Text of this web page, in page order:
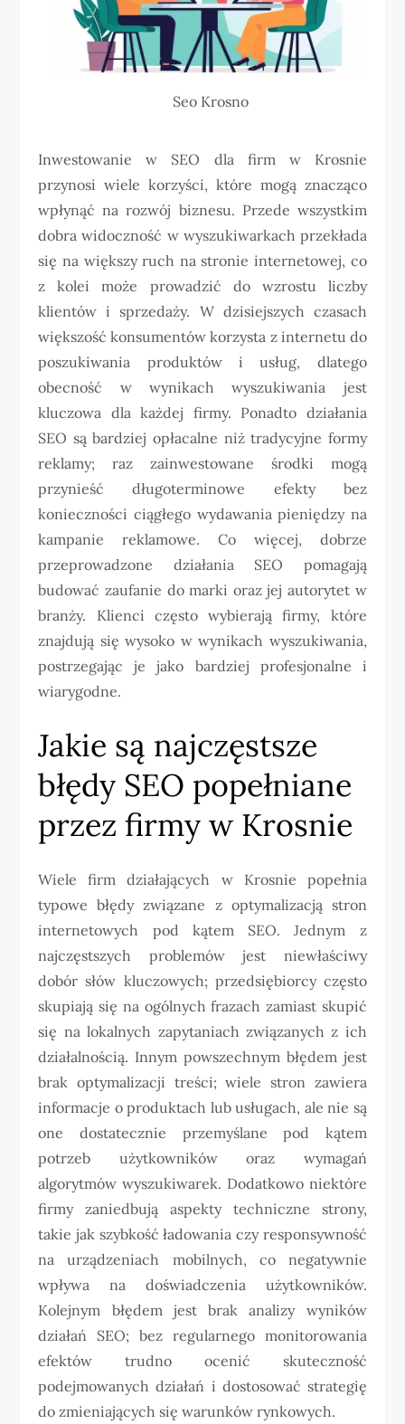
Seo Krosno
Inwestowanie w SEO dla firm w Krosnie
przynosi wiele korzyści, które mogą znacząco
wpłynąć na rozwój biznesu. Przede wszystkim
dobra widoczność w wyszukiwarkach przekłada
się na większy ruch na stronie internetowej, co
z kolei może prowadzić do wzrostu liczby
klientów i sprzedaży. W dzisiejszych czasach
większość konsumentów korzysta z internetu do
poszukiwania produktów i usług, dlatego
obecność w wynikach wyszukiwania jest
kluczowa dla każdej firmy. Ponadto działania
SEO są bardziej opłacalne niż tradycyjne formy
reklamy; raz zainwestowane środki mogą
przynieść długoterminowe efekty bez
konieczności ciągłego wydawania pieniędzy na
kampanie reklamowe. Co więcej, dobrze
przeprowadzone działania SEO pomagają
budować zaufanie do marki oraz jej autorytet w
branży. Klienci często wybierają firmy, które
znajdują się wysoko w wynikach wyszukiwania,
postrzegając je jako bardziej profesjonalne i
wiarygodne.
Jakie są najczęstsze
błędy SEO popełniane
przez firmy w Krosnie
Wiele firm działających w Krosnie popełnia
typowe błędy związane z optymalizacją stron
internetowych pod kątem SEO. Jednym z
najczęstszych problemów jest niewłaściwy
dobór słów kluczowych; przedsiębiorcy często
skupiają się na ogólnych frazach zamiast skupić
się na lokalnych zapytaniach związanych z ich
działalnością. Innym powszechnym błędem jest
brak optymalizacji treści; wiele stron zawiera
informacje o produktach lub usługach, ale nie są
one dostatecznie przemyślane pod kątem
potrzeb użytkowników oraz wymagań
algorytmów wyszukiwarek. Dodatkowo niektóre
firmy zaniedbują aspekty techniczne strony,
takie jak szybkość ładowania czy responsywność
na urządzeniach mobilnych, co negatywnie
wpływa na doświadczenia użytkowników.
Kolejnym błędem jest brak analizy wyników
działań SEO; bez regularnego monitorowania
efektów trudno ocenić skuteczność
podejmowanych działań i dostosować strategię
do zmieniających się warunków rynkowych.